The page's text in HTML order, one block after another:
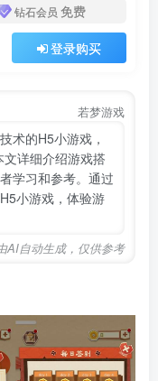
钻石会员 免费
登录购买
若梦游戏
术的H5小游戏，
详细介绍游戏搭
学习和参考。通过
小游戏，体验游
自动生成，仅供参考